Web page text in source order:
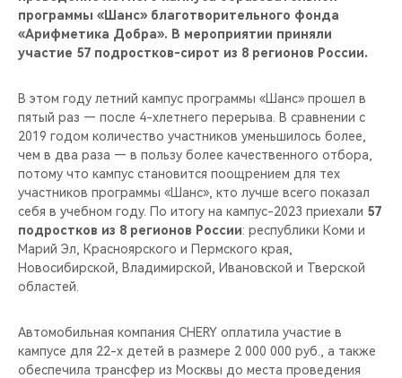
программы «Шанс» благотворительного фонда
«Арифметика Добра». В мероприятии приняли
участие 57 подростков-сирот из 8 регионов России.
В этом году летний кампус программы «Шанс» прошел в
пятый раз — после 4-хлетнего перерыва. В сравнении с
2019 годом количество участников уменьшилось более,
чем в два раза — в пользу более качественного отбора,
потому что кампус становится поощрением для тех
участников программы «Шанс», кто лучше всего показал
себя в учебном году. По итогу на кампус-2023 приехали 57
подростков из 8 регионов России: республики Коми и
Марий Эл, Красноярского и Пермского края,
Новосибирской, Владимирской, Ивановской и Тверской
областей.
Автомобильная компания CHERY оплатила участие в
кампусе для 22-х детей в размере 2 000 000 руб., а также
обеспечила трансфер из Москвы до места проведения